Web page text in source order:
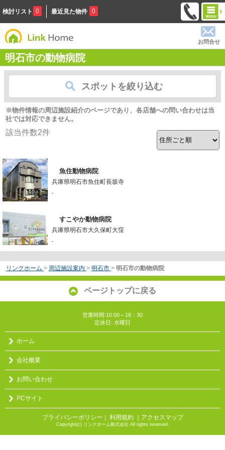
検討リスト 0 最近見た物件 0
お問合せ
明石市の動物病院
スポットを絞り込む
※物件情報の周辺施設紹介のページであり、各店舗への問い合わせは当
社では対応できません。
該当件数2件
魚住動物病院
兵庫県明石市魚住町長坂寺
-
すこやか動物病院
兵庫県明石市大久保町大窪
-
リンクホーム > 周辺施設案内 > 明石市 > 明石市の動物病院
ページトップに戻る
営業時間:10:00～18：30
定休日: 水曜日
ホーム
会社概要
お問い合わせ
PCサイト
プライバシーポリシー ｜ 利用規約 ｜アクセスマップ
Copyright(c) リンクホーム株式会社 All rights reserved.